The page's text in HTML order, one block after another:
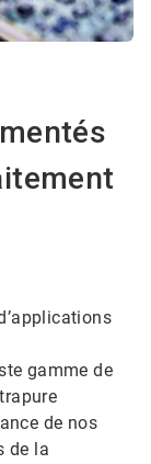
gamme de
de nos
de la